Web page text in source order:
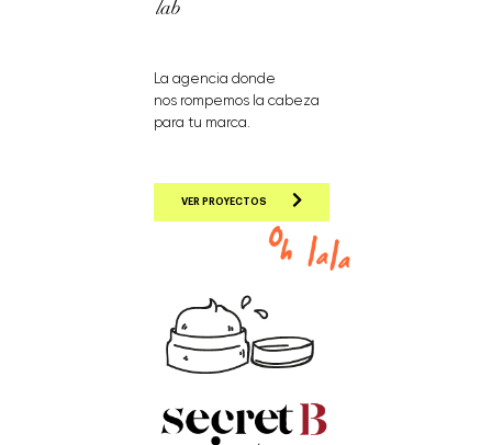
La agencia donde
nos rompemos la cabeza
para tu marca.
VER PROYECTOS